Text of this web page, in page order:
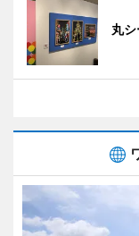
丸